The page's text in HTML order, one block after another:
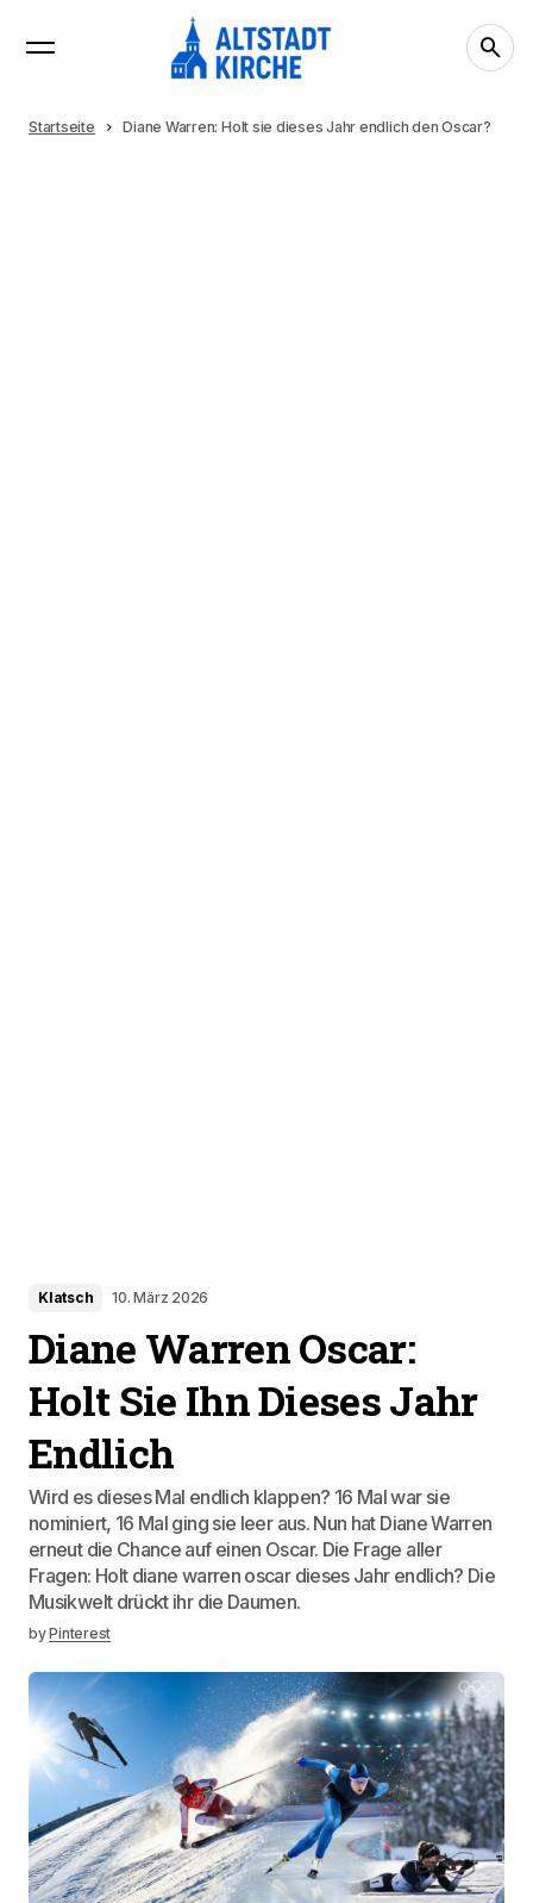
Startseite Diane Warren: Holt sie dieses Jahr endlich den Oscar?
Klatsch 10. März 2026
Diane Warren Oscar:
Holt Sie Ihn Dieses Jahr
Endlich
Wird es dieses Mal endlich klappen? 16 Mal war sie
nominiert, 16 Mal ging sie leer aus. Nun hat Diane Warren
erneut die Chance auf einen Oscar. Die Frage aller
Fragen: Holt diane warren oscar dieses Jahr endlich? Die
Musikwelt drückt ihr die Daumen.
byPinterest